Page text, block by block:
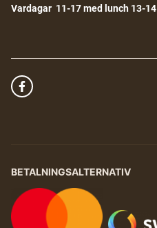
Vardagar 11-17 med lunch 13-14
BETALNINGSALTERNATIV